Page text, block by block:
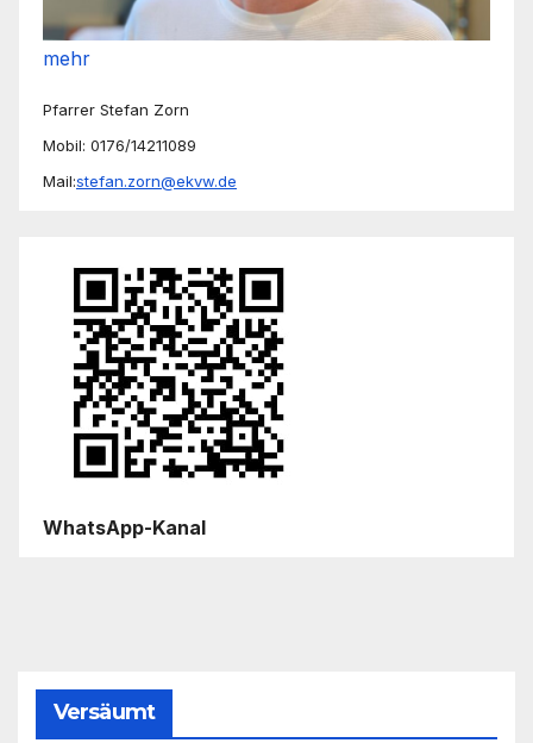
mehr
Pfarrer Stefan Zorn
Mobil: 0176/14211089
Mail:stefan.zorn@ekvw.de
WhatsApp-Kanal
Versäumt